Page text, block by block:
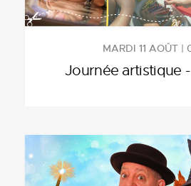
MARDI 11 AOÛT |
Journée artistique